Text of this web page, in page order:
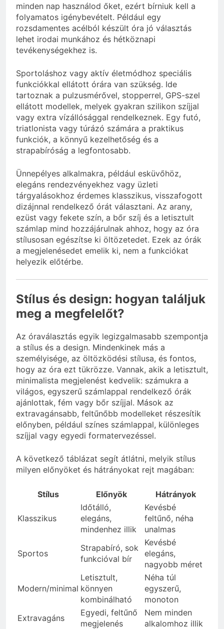
minden nap használod őket, ezért bírniuk kell a
folyamatos igénybevételt. Például egy
rozsdamentes acélból készült óra jó választás
lehet irodai munkához és hétköznapi
tevékenységekhez is.
Sportoláshoz vagy aktív életmódhoz speciális
funkciókkal ellátott órára van szükség. Ide
tartoznak a pulzusmérővel, stopperrel, GPS-szel
ellátott modellek, melyek gyakran szilikon szíjjal
vagy extra vízállósággal rendelkeznek. Egy futó,
triatlonista vagy túrázó számára a praktikus
funkciók, a könnyű kezelhetőség és a
strapabíróság a legfontosabb.
Ünnepélyes alkalmakra, például esküvőhöz,
elegáns rendezvényekhez vagy üzleti
tárgyalásokhoz érdemes klasszikus, visszafogott
dizájnnal rendelkező órát választani. Az arany,
ezüst vagy fekete szín, a bőr szíj és a letisztult
számlap mind hozzájárulnak ahhoz, hogy az óra
stílusosan egészítse ki öltözetedet. Ezek az órák
a megjelenésedet emelik ki, nem a funkciókat
helyezik előtérbe.
Stílus és design: hogyan találjuk
meg a megfelelőt?
Az óraválasztás egyik legizgalmasabb szempontja
a stílus és a design. Mindenkinek más a
személyisége, az öltözködési stílusa, és fontos,
hogy az óra ezt tükrözze. Vannak, akik a letisztult,
minimalista megjelenést kedvelik: számukra a
világos, egyszerű számlappal rendelkező órák
ajánlottak, fém vagy bőr szíjjal. Mások az
extravagánsabb, feltűnőbb modelleket részesítik
előnyben, például színes számlappal, különleges
szíjjal vagy egyedi formatervezéssel.
A következő táblázat segít átlátni, melyik stílus
milyen előnyöket és hátrányokat rejt magában:
Stílus Előnyök Hátrányok
Klasszikus
Időtálló,
elegáns,
mindenhez illik
Kevésbé
feltűnő, néha
unalmas
Sportos
Strapabíró, sok
funkcióval bír
Kevésbé
elegáns,
nagyobb méret
Modern/minimal
Letisztult,
könnyen
kombinálható
Néha túl
egyszerű,
monoton
Extravagáns
Egyedi, feltűnő
megjelenés
Nem minden
alkalomhoz illik